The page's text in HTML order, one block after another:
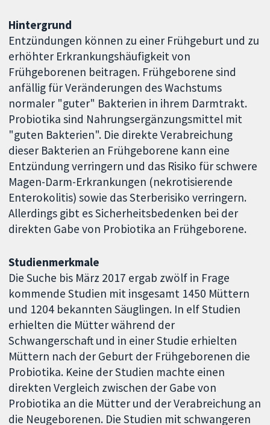
Hintergrund
Entzündungen können zu einer Frühgeburt und zu
erhöhter Erkrankungshäufigkeit von
Frühgeborenen beitragen. Frühgeborene sind
anfällig für Veränderungen des Wachstums
normaler "guter" Bakterien in ihrem Darmtrakt.
Probiotika sind Nahrungsergänzungsmittel mit
"guten Bakterien". Die direkte Verabreichung
dieser Bakterien an Frühgeborene kann eine
Entzündung verringern und das Risiko für schwere
Magen-Darm-Erkrankungen (nekrotisierende
Enterokolitis) sowie das Sterberisiko verringern.
Allerdings gibt es Sicherheitsbedenken bei der
direkten Gabe von Probiotika an Frühgeborene.
Studienmerkmale
Die Suche bis März 2017 ergab zwölf in Frage
kommende Studien mit insgesamt 1450 Müttern
und 1204 bekannten Säuglingen. In elf Studien
erhielten die Mütter während der
Schwangerschaft und in einer Studie erhielten
Müttern nach der Geburt der Frühgeborenen die
Probiotika. Keine der Studien machte einen
direkten Vergleich zwischen der Gabe von
Probiotika an die Mütter und der Verabreichung an
die Neugeborenen. Die Studien mit schwangeren